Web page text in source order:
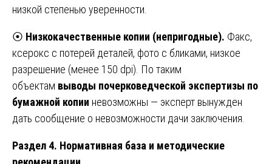
низкой степенью уверенности.
⦿ Низкокачественные копии (непригодные). Факс,
ксерокс с потерей деталей, фото с бликами, низкое
разрешение (менее 150 dpi). По таким
объектам выводы почерковедческой экспертизы по
бумажной копии невозможны — эксперт вынужден
дать сообщение о невозможности дачи заключения.
Раздел 4. Нормативная база и методические